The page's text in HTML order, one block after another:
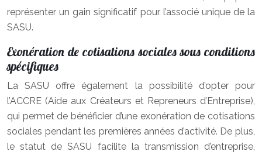
représenter un gain significatif pour l’associé unique de la
SASU.
Exonération de cotisations sociales sous conditions
spécifiques
La SASU offre également la possibilité d’opter pour
l’ACCRE (Aide aux Créateurs et Repreneurs d’Entreprise),
qui permet de bénéficier d’une exonération de cotisations
sociales pendant les premières années d’activité. De plus,
le statut de SASU facilite la transmission d’entreprise,